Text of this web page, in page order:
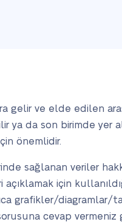
gelir ve elde edilen
ya da son birimde yer
önemlidir.
sağlanan veriler
için
grafikler/diagramlar/
cevap vermeniz